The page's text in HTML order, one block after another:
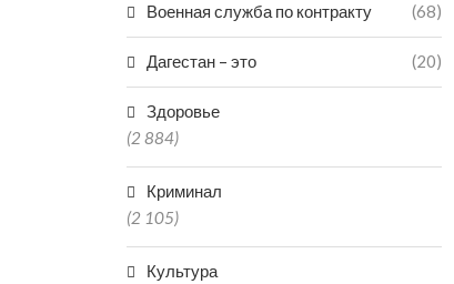
Военная служба по контракту (68)
Дагестан – это (20)
Здоровье
(2 884)
Криминал
(2 105)
Культура